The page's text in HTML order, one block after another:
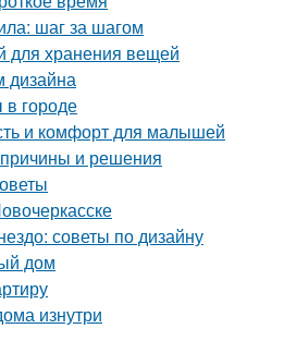
шаг за шагом
для хранения вещей
дизайна
городе
и комфорт для малышей
и решения
советы по дизайну
дом
изнутри